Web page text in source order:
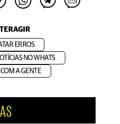
ERROS
NO WHATS
A GENTE